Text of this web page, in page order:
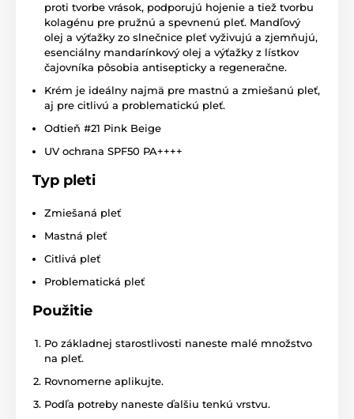
proti tvorbe vrások, podporujú hojenie a tiež tvorbu
kolagénu pre pružnú a spevnenú pleť. Mandľový
olej a výťažky zo slnečnice pleť vyživujú a zjemňujú,
esenciálny mandarínkový olej a výťažky z lístkov
čajovníka pôsobia antisepticky a regeneračne.
Krém je ideálny najmä pre mastnú a zmiešanú pleť,
aj pre citlivú a problematickú pleť.
Odtieň #21 Pink Beige
UV ochrana SPF50 PA++++
Typ pleti
Zmiešaná pleť
Mastná pleť
Citlivá pleť
Problematická pleť
Použitie
Po základnej starostlivosti naneste malé množstvo
na pleť.
Rovnomerne aplikujte.
Podľa potreby naneste ďalšiu tenkú vrstvu.